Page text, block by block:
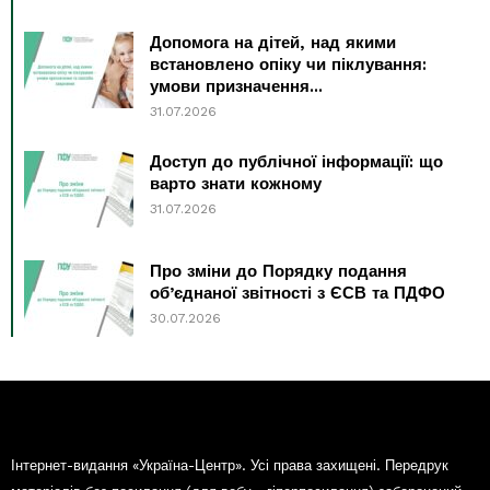
Допомога на дітей, над якими
встановлено опіку чи піклування:
умови призначення...
31.07.2026
Доступ до публічної інформації: що
варто знати кожному
31.07.2026
Про зміни до Порядку подання
об’єднаної звітності з ЄСВ та ПДФО
30.07.2026
Інтернет-видання «Україна-Центр». Усі права захищені. Передрук